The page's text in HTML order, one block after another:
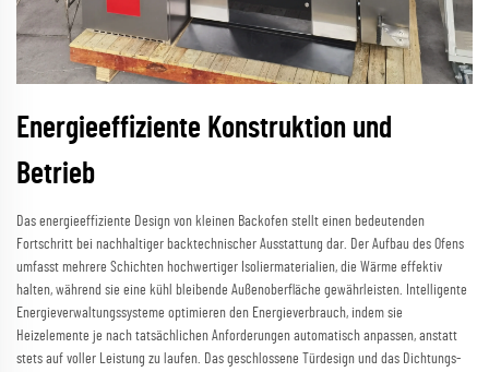
Energieeffiziente Konstruktion und
Betrieb
Das energieeffiziente Design von kleinen Backofen stellt einen bedeutenden
Fortschritt bei nachhaltiger backtechnischer Ausstattung dar. Der Aufbau des Ofens
umfasst mehrere Schichten hochwertiger Isoliermaterialien, die Wärme effektiv
halten, während sie eine kühl bleibende Außenoberfläche gewährleisten. Intelligente
Energieverwaltungssysteme optimieren den Energieverbrauch, indem sie
Heizelemente je nach tatsächlichen Anforderungen automatisch anpassen, anstatt
stets auf voller Leistung zu laufen. Das geschlossene Türdesign und das Dichtungs-